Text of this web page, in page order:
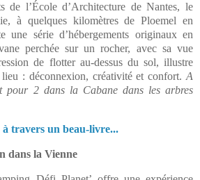
de l’École d’Architecture de Nantes, le
, à quelques kilomètres de Ploemel en
une série d’hébergements originaux en
perchée sur un rocher, avec sa vue
de flotter au-dessus du sol, illustre
: déconnexion, créativité et confort. A
2 dans la Cabane dans les arbres
travers un beau-livre...
dans la Vienne